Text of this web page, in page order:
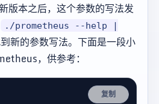
版本之后，这个参数的写法发
./prometheus --help |
新的参数写法。下面是一段小
，供参考：
复制